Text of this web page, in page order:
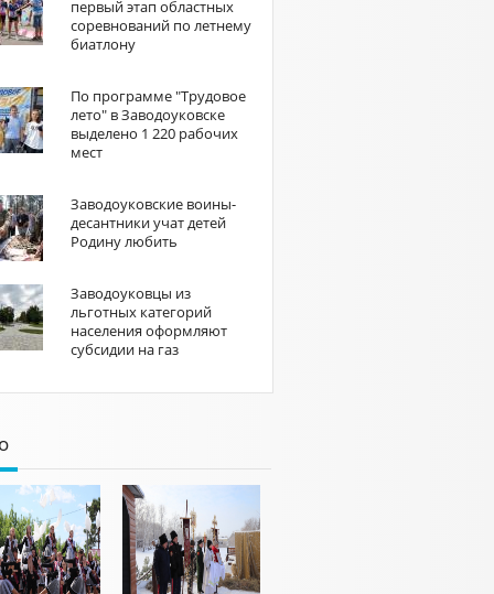
первый этап областных
соревнований по летнему
биатлону
По программе "Трудовое
лето" в Заводоуковске
выделено 1 220 рабочих
мест
Заводоуковские воины-
десантники учат детей
Родину любить
Заводоуковцы из
льготных категорий
населения оформляют
субсидии на газ